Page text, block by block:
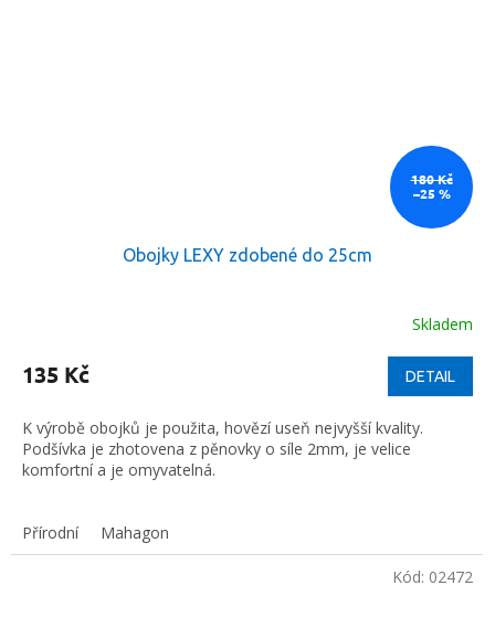
180 Kč
–25 %
Obojky LEXY zdobené do 25cm
Skladem
135 Kč DETAIL
K výrobě obojků je použita, hovězí useň nejvyšší kvality.
Podšívka je zhotovena z pěnovky o síle 2mm, je velice
komfortní a je omyvatelná.
Přírodní Mahagon
Kód: 02472